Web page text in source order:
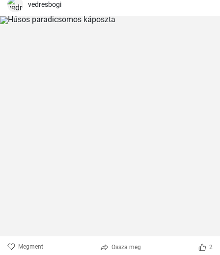
vedresbogi
Megment Ossza meg 2